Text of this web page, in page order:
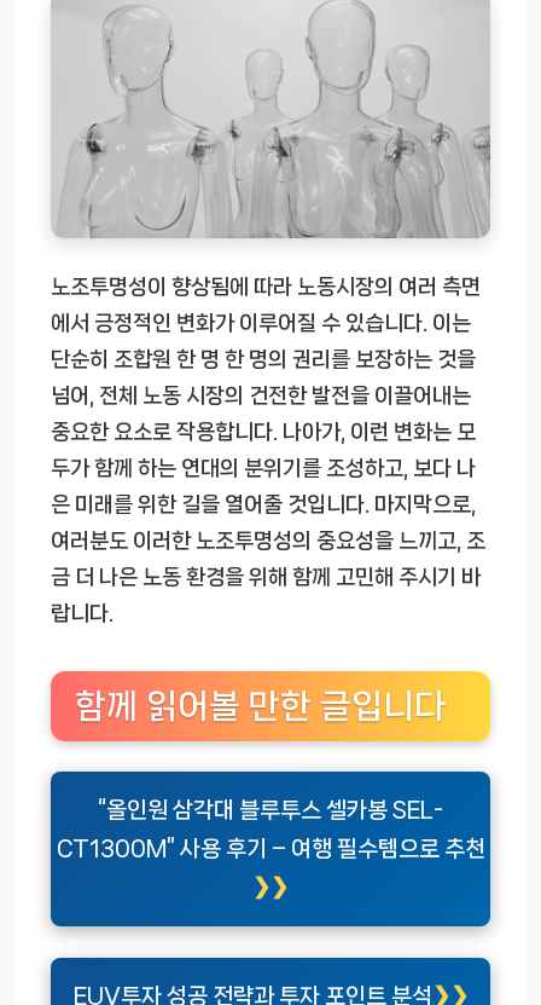
노조투명성이 향상됨에 따라 노동시장의 여러 측면
에서 긍정적인 변화가 이루어질 수 있습니다. 이는
단순히 조합원 한 명 한 명의 권리를 보장하는 것을
넘어, 전체 노동 시장의 건전한 발전을 이끌어내는
중요한 요소로 작용합니다. 나아가, 이런 변화는 모
두가 함께 하는 연대의 분위기를 조성하고, 보다 나
은 미래를 위한 길을 열어줄 것입니다. 마지막으로,
여러분도 이러한 노조투명성의 중요성을 느끼고, 조
금 더 나은 노동 환경을 위해 함께 고민해 주시기 바
랍니다.
함께 읽어볼 만한 글입니다
“올인원 삼각대 블루투스 셀카봉 SEL-
CT1300M” 사용 후기 – 여행 필수템으로 추천
EUV투자 성공 전략과 투자 포인트 분석